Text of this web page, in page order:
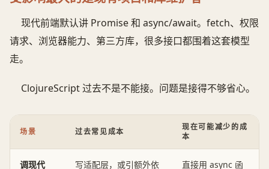
现代前端默认讲 Promise 和 async/await。fetch、权限
请求、浏览器能力、第三方库，很多接口都围着这套模型
走。
ClojureScript 过去不是不能接。问题是接得不够省心。
场景 过去常见成本
现在可能减少的成
本
调现代
写适配层，或引额外依
直接用 async 函